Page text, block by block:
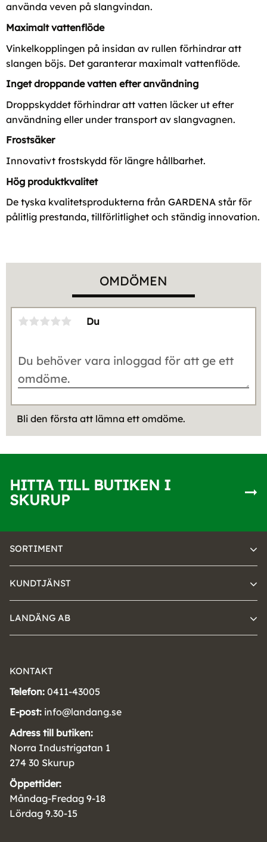
använda veven på slangvindan.
Maximalt vattenflöde
Vinkelkopplingen på insidan av rullen förhindrar att
slangen böjs. Det garanterar maximalt vattenflöde.
Inget droppande vatten efter användning
Droppskyddet förhindrar att vatten läcker ut efter
användning eller under transport av slangvagnen.
Frostsäker
Innovativt frostskydd för längre hållbarhet.
Hög produktkvalitet
De tyska kvalitetsprodukterna från GARDENA står för
pålitlig prestanda, tillförlitlighet och ständig innovation.
OMDÖMEN
Du
Bli den första att lämna ett omdöme.
HITTA TILL BUTIKEN I
SKURUP
SORTIMENT
KUNDTJÄNST
LANDÄNG AB
KONTAKT
Telefon: 0411-43005
E-post: info@landang.se
Adress till butiken:
Norra Industrigatan 1
274 30 Skurup
Öppettider:
Måndag-Fredag 9-18
Lördag 9.30-15